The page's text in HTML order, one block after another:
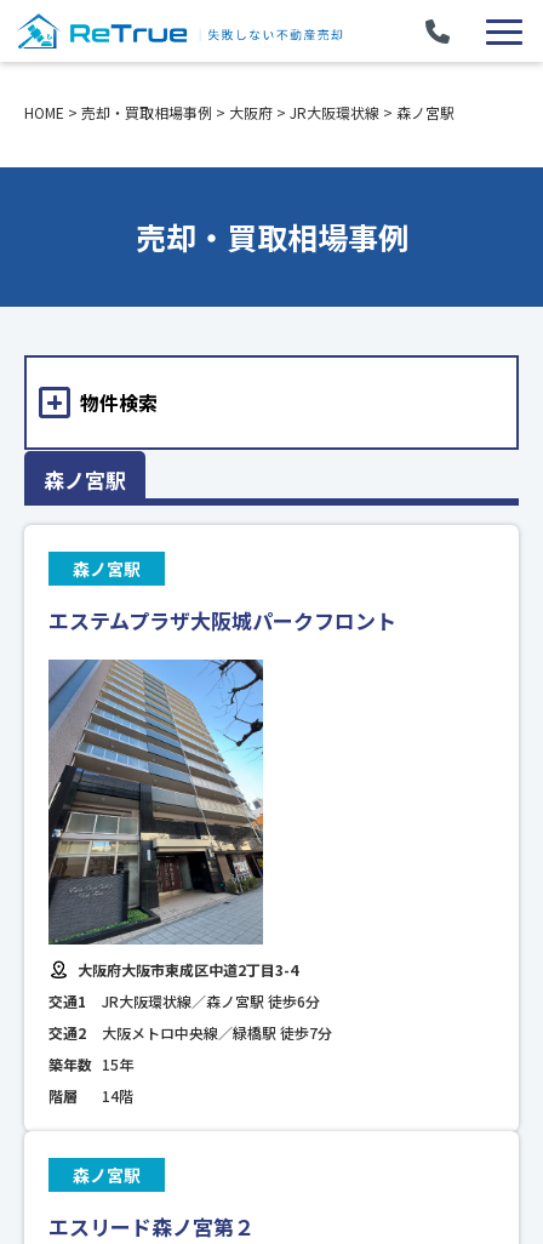
HOME > 売却・買取相場事例 > 大阪府 > JR大阪環状線 > 森ノ宮駅
売却・買取相場事例
森ノ宮駅
森ノ宮駅
エステムプラザ大阪城パークフロント
大阪府大阪市東成区中道2丁目3-4
交通1
JR大阪環状線／森ノ宮駅 徒歩6分
交通2
大阪メトロ中央線／緑橋駅 徒歩7分
築年数 15年
階層
14階
森ノ宮駅
エスリード森ノ宮第２
物件検索